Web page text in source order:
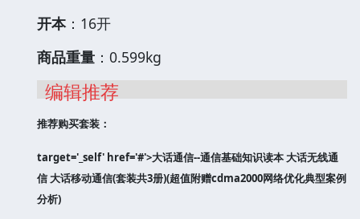
开本：16开
商品重量 ：0.599kg
编辑推荐
推荐购买套装：
target='_self' href='#'>大话通信--通信基础知识读本 大话无线通
信 大话移动通信(套装共3册)(超值附赠cdma2000网络优化典型案例
分析)